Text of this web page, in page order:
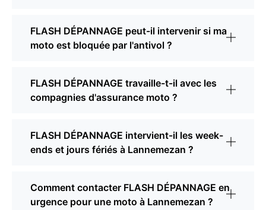
FLASH DÉPANNAGE peut-il intervenir si ma
moto est bloquée par l'antivol ?
FLASH DÉPANNAGE travaille-t-il avec les
compagnies d'assurance moto ?
FLASH DÉPANNAGE intervient-il les week-
ends et jours fériés à Lannemezan ?
Comment contacter FLASH DÉPANNAGE en
urgence pour une moto à Lannemezan ?